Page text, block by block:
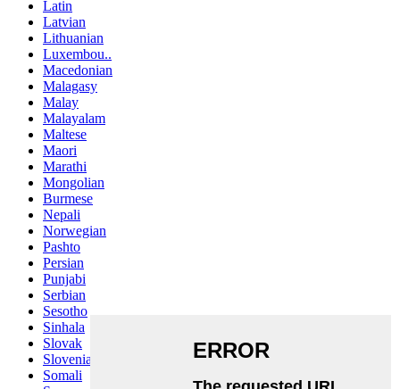
Latin
Latvian
Lithuanian
Luxembou..
Macedonian
Malagasy
Malay
Malayalam
Maltese
Maori
Marathi
Mongolian
Burmese
Nepali
Norwegian
Pashto
Persian
Punjabi
Serbian
Sesotho
Sinhala
Slovak
Slovenian
Somali